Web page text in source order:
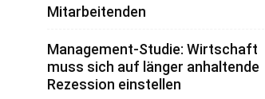
Mitarbeitenden
Management-Studie: Wirtschaft
muss sich auf länger anhaltende
Rezession einstellen